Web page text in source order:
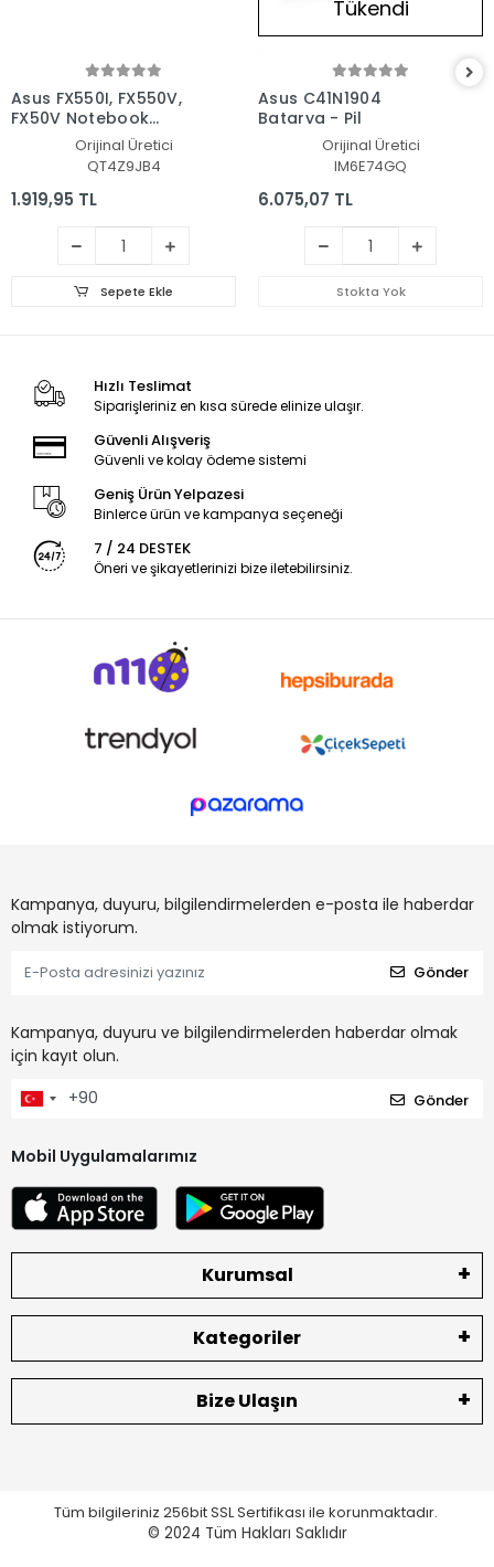
Asus FX550I, FX550V,
FX50V Notebook
Batarya - PilOrijinal Üretici
QT4Z9JB4
1.919,95 TL
Sepete Ekle
Tükendi
Asus C41N1904
Batarya - Pil
Orijinal Üretici
IM6E74GQ
6.075,07 TL
Stokta Yok
Hızlı Teslimat
Siparişleriniz en kısa sürede elinize ulaşır.
Güvenli Alışveriş
Güvenli ve kolay ödeme sistemi
Geniş Ürün Yelpazesi
Binlerce ürün ve kampanya seçeneği
7 / 24 DESTEK
Öneri ve şikayetlerinizi bize iletebilirsiniz.
Kampanya, duyuru, bilgilendirmelerden e-posta ile haberdar
olmak istiyorum.
Gönder
Kampanya, duyuru ve bilgilendirmelerden haberdar olmak
için kayıt olun.
Gönder
Mobil Uygulamalarımız
Kurumsal
Kategoriler
Bize Ulaşın
Tüm bilgileriniz 256bit SSL Sertifikası ile korunmaktadır.
© 2024 Tüm Hakları Saklıdır